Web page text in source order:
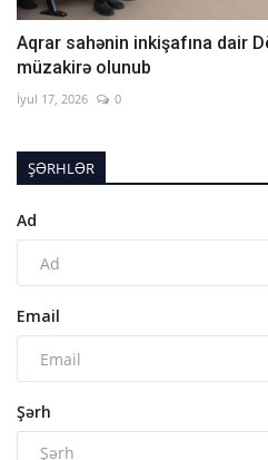
Aqrar sahənin inkişafına dair
müzakirə olunub
İyul 17, 2026 0
ŞƏRHLƏR
Ad
Email
Şərh